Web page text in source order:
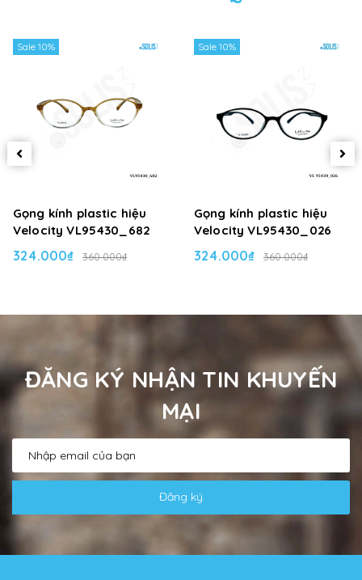
Sale 10%
Gọng kính plastic hiệu
Velocity VL95430_682
324.000₫ 360.000₫
Sale 10%
Gọng kính plastic hiệu
Velocity VL95430_026
324.000₫ 360.000₫
ĐĂNG KÝ NHẬN TIN KHUYẾN
MẠI
Đăng ký